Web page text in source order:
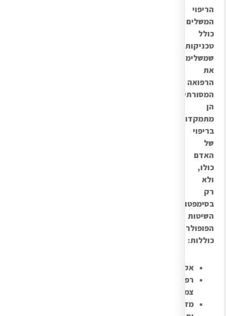
הריפוי
המשלים
כולל
טכניקות
שמשלימות
את
הרפואה
המסורתית.
הן
מתמקדות
בריפוי
של
האדם
כולו,
ולא
רק
בסימפטומים.
השיטות
הפופולריות
כוללות:
אקופונקטורה
רפואה
צמחית
מדיטציה